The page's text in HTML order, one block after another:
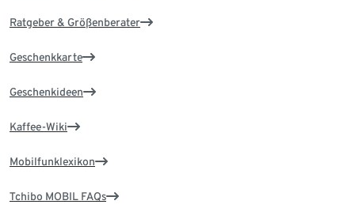
Ratgeber & Größenberater
Geschenkkarte
Geschenkideen
Kaffee-Wiki
Mobilfunklexikon
Tchibo MOBIL FAQs